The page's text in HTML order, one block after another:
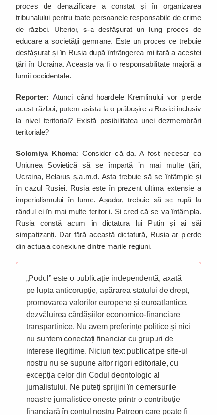
proces de denazificare a constat și în organizarea
tribunalului pentru toate persoanele responsabile de crime
de război. Ulterior, s-a desfășurat un lung proces de
educare a societății germane. Este un proces ce trebuie
desfășurat și în Rusia după înfrângerea militară a acestei
țări în Ucraina. Aceasta va fi o responsabilitate majoră a
lumii occidentale.
Reporter: Atunci când hoardele Kremlinului vor pierde
acest război, putem asista la o prăbușire a Rusiei inclusiv
la nivel teritorial? Există posibilitatea unei dezmembrări
teritoriale?
Solomiya Khoma: Consider că da. A fost necesar ca
Uniunea Sovietică să se împartă în mai multe țări,
Ucraina, Belarus ș.a.m.d. Asta trebuie să se întâmple și
în cazul Rusiei. Rusia este în prezent ultima extensie a
imperialismului în lume. Așadar, trebuie să se rupă la
rândul ei în mai multe teritorii. Și cred că se va întâmpla.
Rusia constă acum în dictatura lui Putin și ai săi
simpatizanți. Dar fără această dictatură, Rusia ar pierde
din actuala conexiune dintre marile regiuni.
„Podul” este o publicație independentă, axată
pe lupta anticorupție, apărarea statului de drept,
promovarea valorilor europene și euroatlantice,
dezvăluirea cârdășiilor economico-financiare
transpartinice. Nu avem preferințe politice și nici
nu suntem conectați financiar cu grupuri de
interese ilegitime. Niciun text publicat pe site-ul
nostru nu se supune altor rigori editoriale, cu
excepția celor din Codul deontologic al
jurnalistului. Ne puteți sprijini în demersurile
noastre jurnalistice oneste printr-o contribuție
financiară în contul nostru Patreon care poate fi